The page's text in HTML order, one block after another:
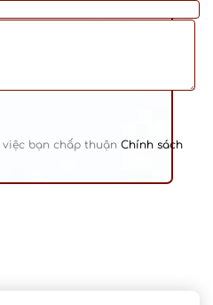
bạn chấp thuận Chính sách